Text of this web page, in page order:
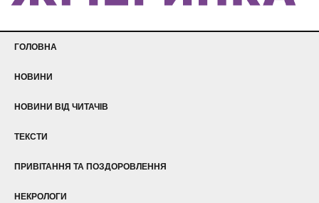
ГОЛОВНА
НОВИНИ
НОВИНИ ВІД ЧИТАЧІВ
ТЕКСТИ
ПРИВІТАННЯ ТА ПОЗДОРОВЛЕННЯ
НЕКРОЛОГИ